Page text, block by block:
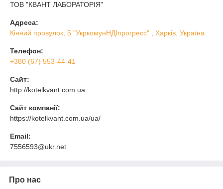
ТОВ "КВАНТ ЛАБОРАТОРІЯ"
Адреса:
Кінний провулок, 5 "УкркомунНДІпрогресс" , Харків, Україна
Телефон:
+380 (67) 553-44-41
Сайт:
http://kotelkvant.com.ua
Сайт компанії:
https://kotelkvant.com.ua/ua/
Email:
7556593@ukr.net
Про нас